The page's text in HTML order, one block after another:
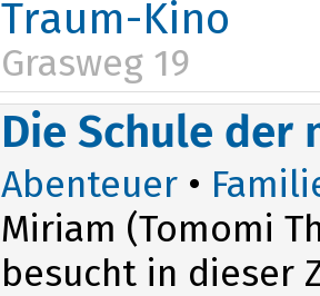
Traum-Kino
Grasweg 19
Die Schule der
Abenteuer •
Miriam (Tomomi
besucht in dieser